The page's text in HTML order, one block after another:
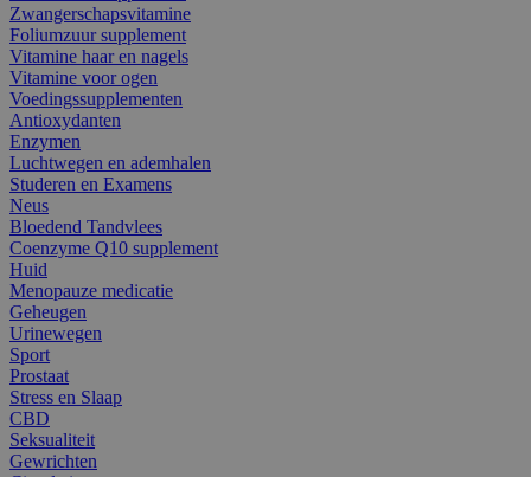
Zwangerschapsvitamine
Foliumzuur supplement
Vitamine haar en nagels
Vitamine voor ogen
Voedingssupplementen
Antioxydanten
Enzymen
Luchtwegen en ademhalen
Studeren en Examens
Neus
Bloedend Tandvlees
Coenzyme Q10 supplement
Huid
Menopauze medicatie
Geheugen
Urinewegen
Sport
Prostaat
Stress en Slaap
CBD
Seksualiteit
Gewrichten